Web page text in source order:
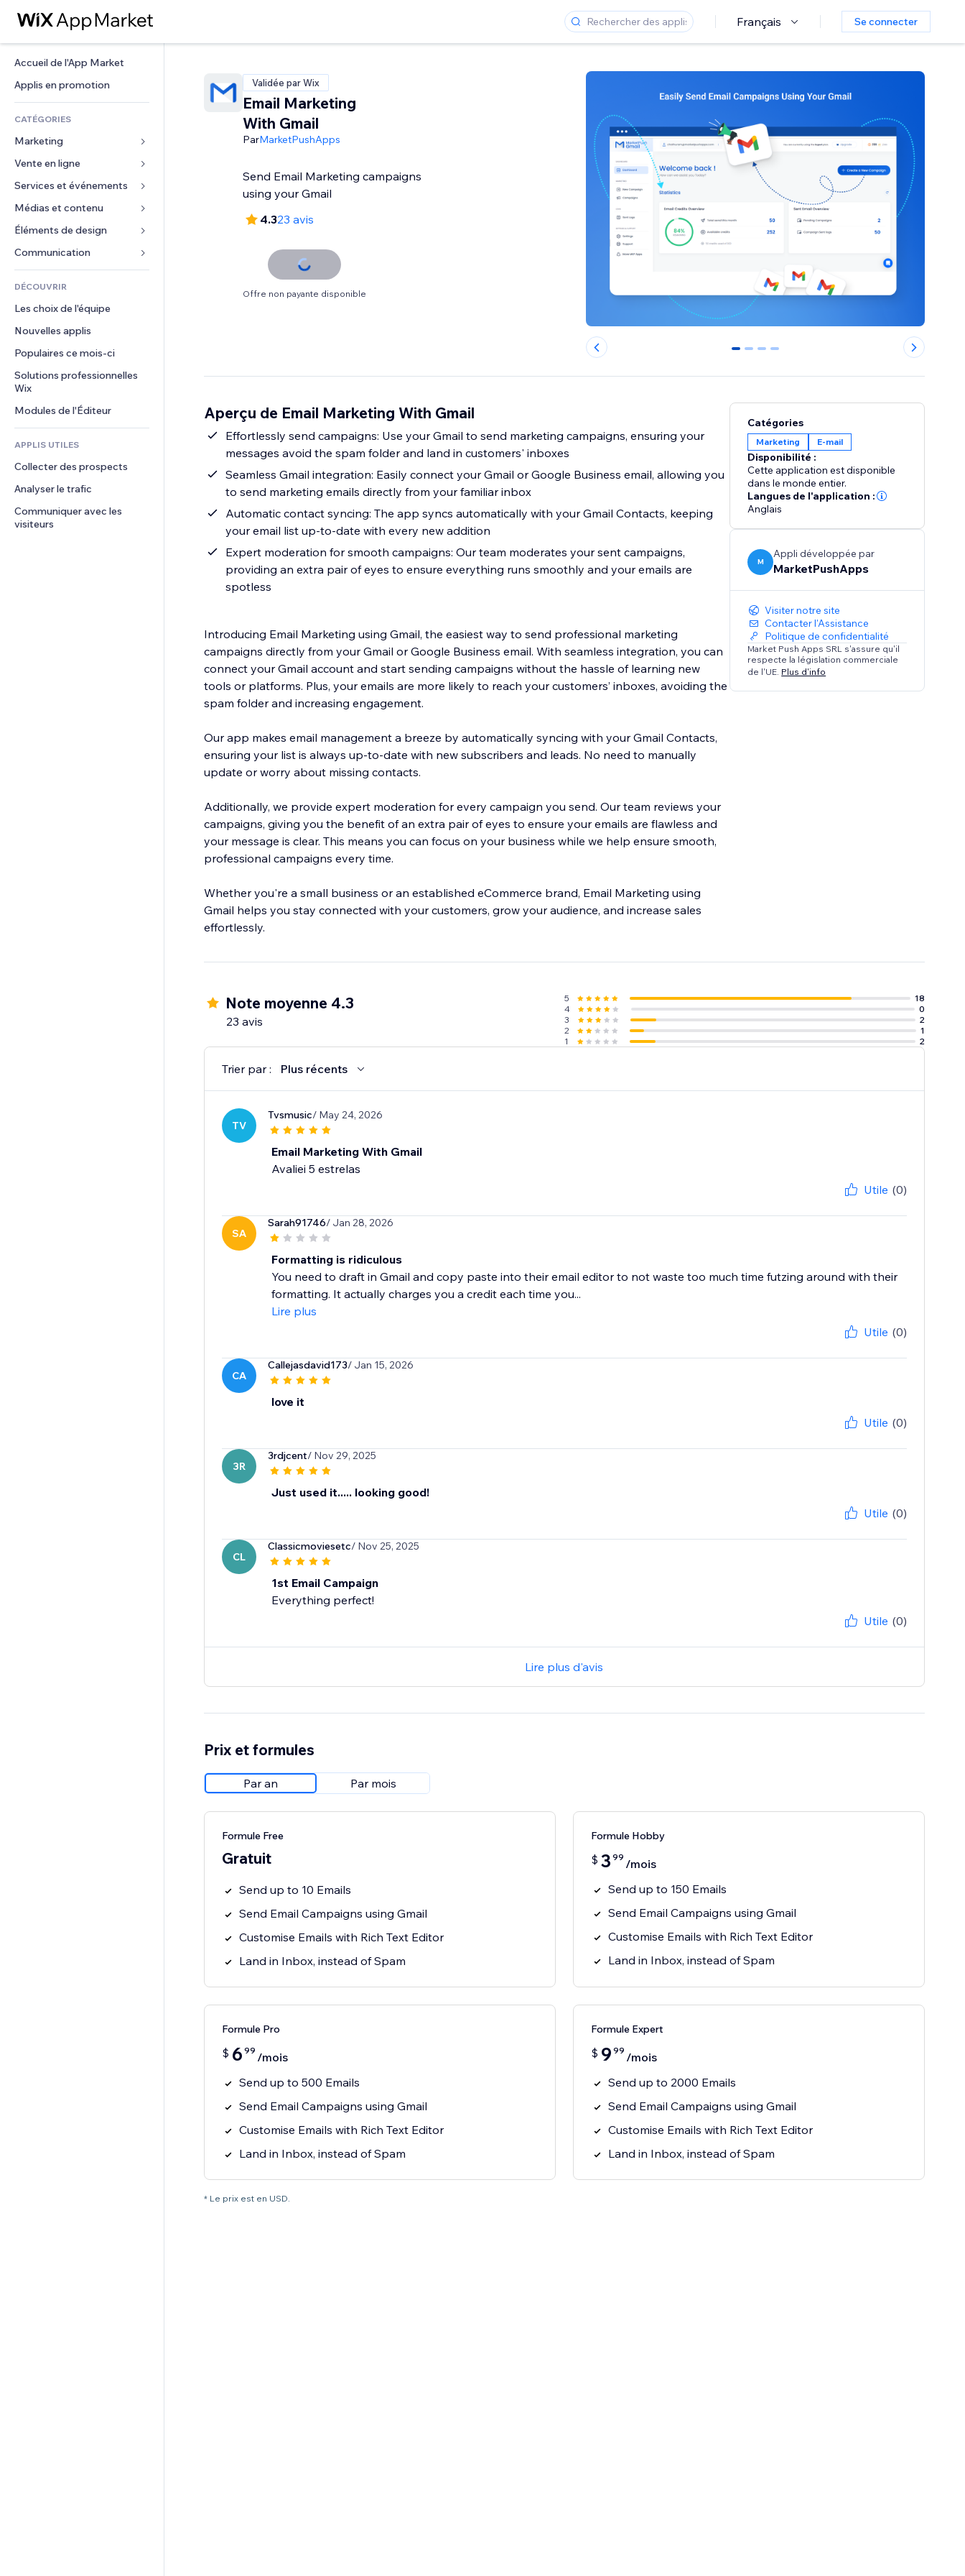
Français Se connecter
Accueil de l'App Market
Applis en promotion
CATÉGORIES
Marketing
Publicités
Mobile
Données analytiques
Réseaux sociaux
Classement de sites
E-mail
Vente en ligne
Applis pour les boutiques
Expédition et livraison
Boutons Vente
Comptabilité
Coupons et fidélisation
Solutions d'entreposage
Financement participatif
Alimentation et boissons
Services et événements
Hôtels
Événements
Restaurants
Immobilier
Réservations
Médias et contenu
Galerie
Musique
Podcasts
Photographie
Vidéo
PDF
Partage de fichiers
Actualités
Services de contenu
Effets de texte
Éléments de design
Cartes et navigation
Confidentialité
Horloge
Modèles de pages
Effets sur images
Boutons et menus
Bannières et badges
Calculateurs
Rechercher
Formulaires
Sondages
Chat
Commentaires
Téléphone
Communauté
Avis et commentaires
DÉCOUVRIR
Les choix de l'équipe
Nouvelles applis
Populaires ce mois‑ci
Solutions professionnelles
Wix
Modules de l'Éditeur
APPLIS UTILES
Collecter des prospects
Analyser le trafic
Communiquer avec les
visiteurs
Validée par Wix
Email Marketing
With Gmail
ParMarketPushApps
Send Email Marketing campaigns
using your Gmail
4.323 avis
Offre non payante disponible
0 1 2 3
Aperçu de Email Marketing With Gmail
Effortlessly send campaigns: Use your Gmail to send marketing campaigns, ensuring your
messages avoid the spam folder and land in customers' inboxes
Seamless Gmail integration: Easily connect your Gmail or Google Business email, allowing you
to send marketing emails directly from your familiar inbox
Automatic contact syncing: The app syncs automatically with your Gmail Contacts, keeping
your email list up-to-date with every new addition
Expert moderation for smooth campaigns: Our team moderates your sent campaigns,
providing an extra pair of eyes to ensure everything runs smoothly and your emails are
spotless
Introducing Email Marketing using Gmail, the easiest way to send professional marketing
campaigns directly from your Gmail or Google Business email. With seamless integration, you can
connect your Gmail account and start sending campaigns without the hassle of learning new
tools or platforms. Plus, your emails are more likely to reach your customers’ inboxes, avoiding the
spam folder and increasing engagement.
Our app makes email management a breeze by automatically syncing with your Gmail Contacts,
ensuring your list is always up-to-date with new subscribers and leads. No need to manually
update or worry about missing contacts.
Additionally, we provide expert moderation for every campaign you send. Our team reviews your
campaigns, giving you the benefit of an extra pair of eyes to ensure your emails are flawless and
your message is clear. This means you can focus on your business while we help ensure smooth,
professional campaigns every time.
Whether you're a small business or an established eCommerce brand, Email Marketing using
Gmail helps you stay connected with your customers, grow your audience, and increase sales
effortlessly.
Catégories
Marketing E-mail
Disponibilité :
Cette application est disponible
dans le monde entier.
Langues de l'application :
Anglais
M
Appli développée par
MarketPushApps
Visiter notre site
Contacter l'Assistance
Politique de confidentialité
Market Push Apps SRL s'assure qu'il
respecte la législation commerciale
de l'UE. Plus d'info
Note moyenne 4.3
23 avis
5
18
4
0
3
2
2
1
1
2
Trier par : Plus récents
TV
Tvsmusic/ May 24, 2026
Email Marketing With Gmail
Avaliei 5 estrelas
Utile (0)
SA
Sarah91746/ Jan 28, 2026
Formatting is ridiculous
You need to draft in Gmail and copy paste into their email editor to not waste too much time futzing around with their
formatting. It actually charges you a credit each time you...
Lire plus
Utile (0)
CA
Callejasdavid173/ Jan 15, 2026
love it
Utile (0)
3R
3rdjcent/ Nov 29, 2025
Just used it..... looking good!
Utile (0)
CL
Classicmoviesetc/ Nov 25, 2025
1st Email Campaign
Everything perfect!
Utile (0)
Lire plus d'avis
Prix et formules
Par an Par mois
Formule Free
Gratuit
Send up to 10 Emails
Send Email Campaigns using Gmail
Customise Emails with Rich Text Editor
Land in Inbox, instead of Spam
Formule Hobby
$ 3 99 /mois
Send up to 150 Emails
Send Email Campaigns using Gmail
Customise Emails with Rich Text Editor
Land in Inbox, instead of Spam
Formule Pro
$ 6 99 /mois
Send up to 500 Emails
Send Email Campaigns using Gmail
Customise Emails with Rich Text Editor
Land in Inbox, instead of Spam
Formule Expert
$ 9 99 /mois
Send up to 2000 Emails
Send Email Campaigns using Gmail
Customise Emails with Rich Text Editor
Land in Inbox, instead of Spam
* Le prix est en USD.